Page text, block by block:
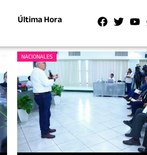
Última Hora
NACIONALES